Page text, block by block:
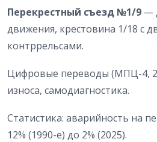
Перекрестный съезд №1/9 —
движения, крестовина 1/18 с
контррельсами.
Цифровые переводы (МПЦ-4,
износа, самодиагностика.
Статистика: аварийность на
12% (1990-е) до 2% (2025).